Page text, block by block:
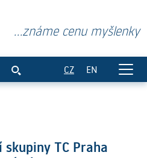
...známe cenu myšlenky
CZ EN
TC Praha